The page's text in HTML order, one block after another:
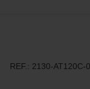
REF. 2130-AT120C-0